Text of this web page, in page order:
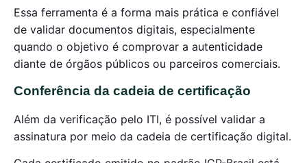
Essa ferramenta é a forma mais prática e confiável
de validar documentos digitais, especialmente
quando o objetivo é comprovar a autenticidade
diante de órgãos públicos ou parceiros comerciais.
Conferência da cadeia de certificação
Além da verificação pelo ITI, é possível validar a
assinatura por meio da cadeia de certificação digital.